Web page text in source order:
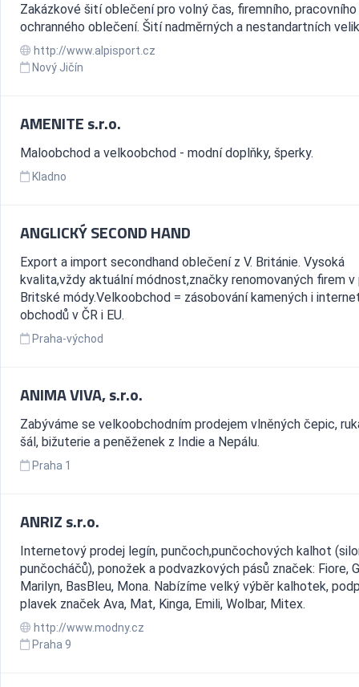
Zakázkové šití oblečení pro volný čas, firemního, pracovního
ochranného oblečení. Šití nadměrných a nestandartních
http://www.alpisport.cz
Nový Jičín
AMENITE s.r.o.
Maloobchod a velkoobchod - modní doplňky, šperky.
Kladno
ANGLICKÝ SECOND HAND
Export a import secondhand oblečení z V. Británie. Vysoká
kvalita,vždy aktuální módnost,značky renomovaných firem
Britské módy.Velkoobchod = zásobování kamených i
obchodů v ČR i EU.
Praha-východ
ANIMA VIVA, s.r.o.
Zabýváme se velkoobchodním prodejem vlněných čepic,
šál, bižuterie a peněženek z Indie a Nepálu.
Praha 1
ANRIZ s.r.o.
Internetový prodej legín, punčoch,punčochových kalhot
punčocháčů), ponožek a podvazkových pásů značek: Fiore,
Marilyn, BasBleu, Mona. Nabízíme velký výběr kalhotek,
plavek značek Ava, Mat, Kinga, Emili, Wolbar, Mitex.
http://www.modny.cz
Praha 9